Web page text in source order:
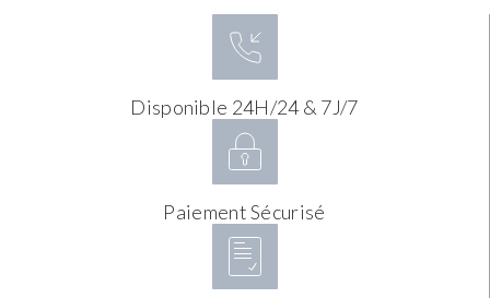
Disponible 24H/24 & 7J/7
Paiement Sécurisé